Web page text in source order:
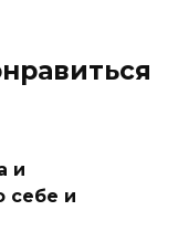
и
себе и